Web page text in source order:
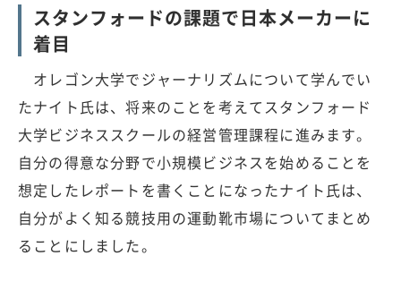
スタンフォードの課題で日本メーカーに
着目
オレゴン大学でジャーナリズムについて学んでい
たナイト氏は、将来のことを考えてスタンフォード
大学ビジネススクールの経営管理課程に進みます。
自分の得意な分野で小規模ビジネスを始めることを
想定したレポートを書くことになったナイト氏は、
自分がよく知る競技用の運動靴市場についてまとめ
ることにしました。